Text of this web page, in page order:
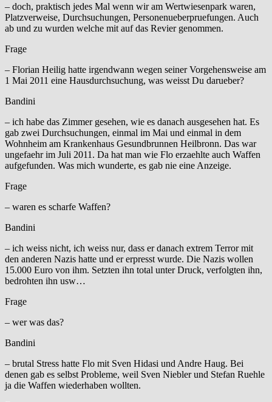
– doch, praktisch jedes Mal wenn wir am Wertwiesenpark waren,
Platzverweise, Durchsuchungen, Personenueberpruefungen. Auch
ab und zu wurden welche mit auf das Revier genommen.
Frage
– Florian Heilig hatte irgendwann wegen seiner Vorgehensweise am
1 Mai 2011 eine Hausdurchsuchung, was weisst Du darueber?
Bandini
– ich habe das Zimmer gesehen, wie es danach ausgesehen hat. Es
gab zwei Durchsuchungen, einmal im Mai und einmal in dem
Wohnheim am Krankenhaus Gesundbrunnen Heilbronn. Das war
ungefaehr im Juli 2011. Da hat man wie Flo erzaehlte auch Waffen
aufgefunden. Was mich wunderte, es gab nie eine Anzeige.
Frage
– waren es scharfe Waffen?
Bandini
– ich weiss nicht, ich weiss nur, dass er danach extrem Terror mit
den anderen Nazis hatte und er erpresst wurde. Die Nazis wollen
15.000 Euro von ihm. Setzten ihn total unter Druck, verfolgten ihn,
bedrohten ihn usw…
Frage
– wer was das?
Bandini
– brutal Stress hatte Flo mit Sven Hidasi und Andre Haug. Bei
denen gab es selbst Probleme, weil Sven Niebler und Stefan Ruehle
ja die Waffen wiederhaben wollten.